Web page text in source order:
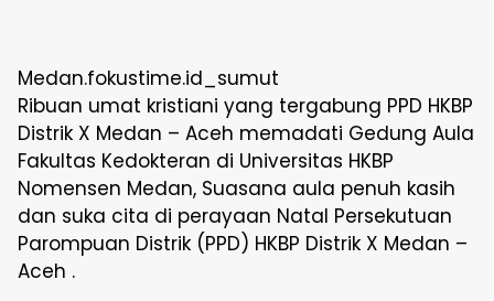
Medan.fokustime.id_sumut
Ribuan umat kristiani yang tergabung PPD HKBP
Distrik X Medan – Aceh memadati Gedung Aula
Fakultas Kedokteran di Universitas HKBP
Nomensen Medan, Suasana aula penuh kasih
dan suka cita di perayaan Natal Persekutuan
Parompuan Distrik (PPD) HKBP Distrik X Medan –
Aceh .